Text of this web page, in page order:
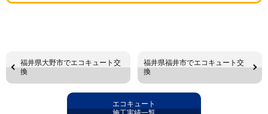
福井県大野市でエコキュート交
換
福井県福井市でエコキュート交
換
エコキュート